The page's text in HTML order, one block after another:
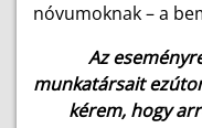
nóvumoknak – a
Az
munkatársait
kérem, hogy